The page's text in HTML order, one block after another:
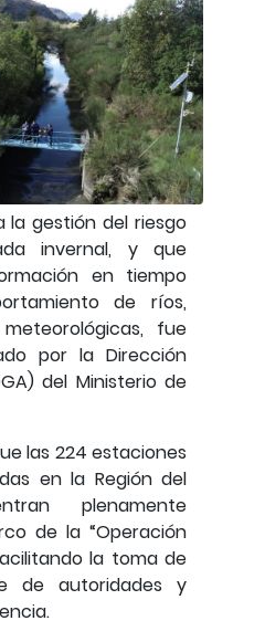
la gestión del riesgo
invernal, y que
en tiempo
de ríos,
fue
por la Dirección
del Ministerio de
las 224 estaciones
en la Región del
plenamente
de la “Operación
la toma de
de autoridades y